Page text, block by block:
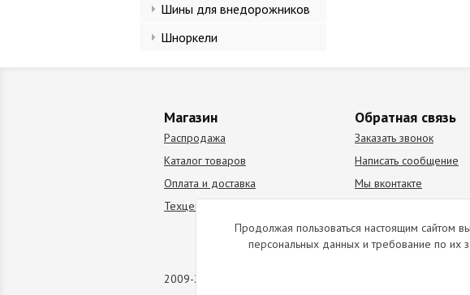
Шины для внедорожников
Шноркели
Магазин
Распродажа
Каталог товаров
Оплата и доставка
Техцентр
Обратная связь
Заказать звонок
Написать сообщение
Мы вконтакте
2009-2026 © Все права защищены. Копирование
Продолжая пользоваться настоящим сайтом
персональных данных и требование по их